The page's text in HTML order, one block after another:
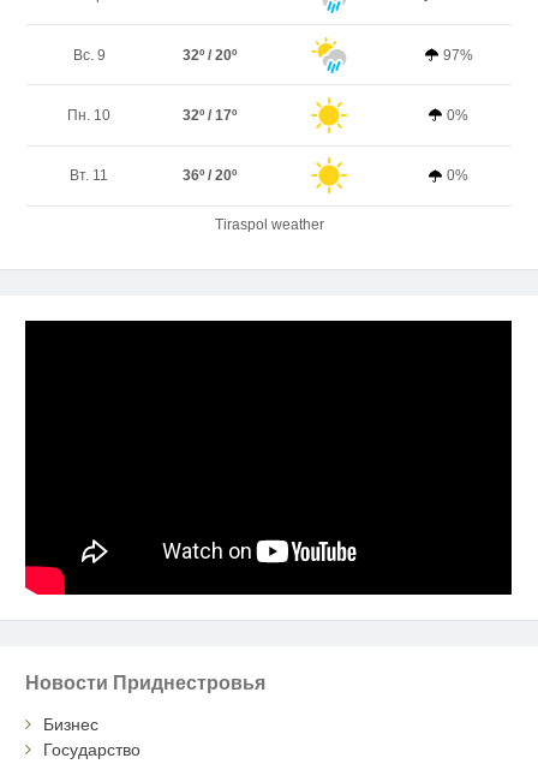
Вс. 9 32º / 20º 97%
Пн. 10 32º / 17º 0%
Вт. 11 36º / 20º 0%
Tiraspol weather
Новости Приднестровья
Бизнес
Государство